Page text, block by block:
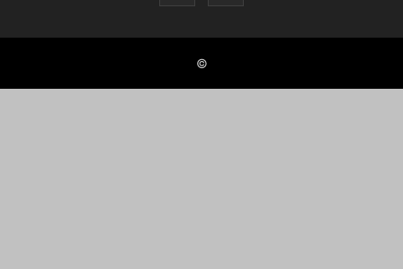
©